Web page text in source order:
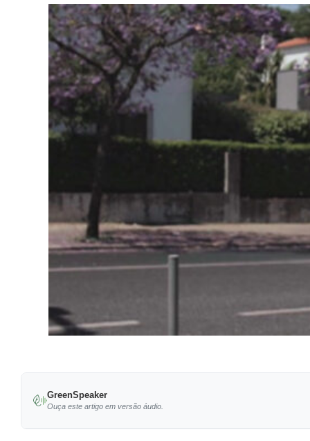
GreenSpeaker
Ouça este artigo em versão áudio.